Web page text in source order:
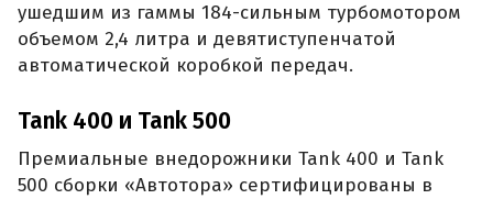
ушедшим из гаммы 184-сильным турбомотором
объемом 2,4 литра и девятиступенчатой
автоматической коробкой передач.
Tank 400 и Tank 500
Премиальные внедорожники Tank 400 и Tank
500 сборки «Автотора» сертифицированы в